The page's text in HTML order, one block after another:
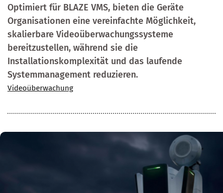
Optimiert für BLAZE VMS, bieten die Geräte
Organisationen eine vereinfachte Möglichkeit,
skalierbare Videoüberwachungssysteme
bereitzustellen, während sie die
Installationskomplexität und das laufende
Systemmanagement reduzieren.
Videoüberwachung